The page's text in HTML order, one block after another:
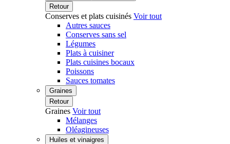
Retour
Conserves et plats cuisinés Voir tout
Autres sauces
Conserves sans sel
Légumes
Plats à cuisiner
Plats cuisines bocaux
Poissons
Sauces tomates
Graines
Retour
Graines Voir tout
Mélanges
Oléagineuses
Huiles et vinaigres